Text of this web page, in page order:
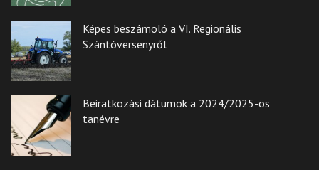
Képes beszámoló a VI. Regionális
Szántóversenyről
Beiratkozási dátumok a 2024/2025-ös
tanévre